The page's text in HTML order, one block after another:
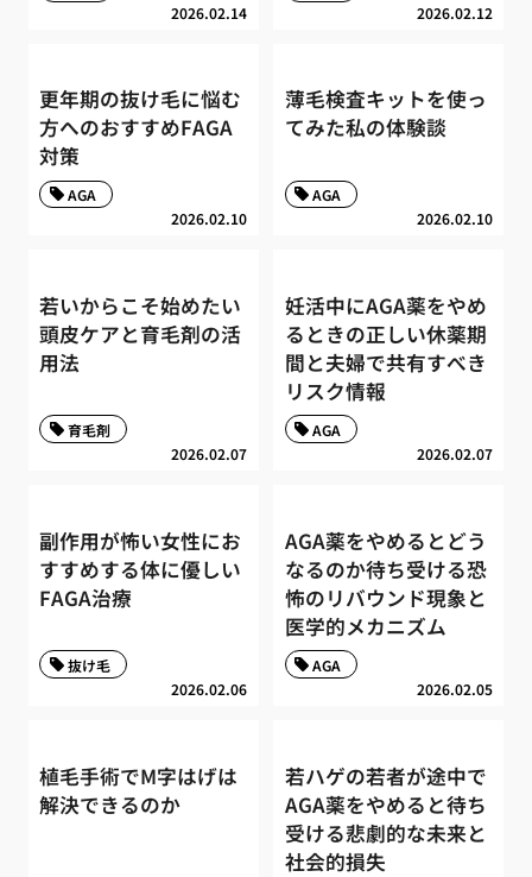
2026.02.14 2026.02.12
更年期の抜け毛に悩む
方へのおすすめFAGA
対策
2026.02.10
AGA
薄毛検査キットを使っ
てみた私の体験談
2026.02.10
AGA
若いからこそ始めたい
頭皮ケアと育毛剤の活
用法
2026.02.07
育毛剤
妊活中にAGA薬をやめ
るときの正しい休薬期
間と夫婦で共有すべき
リスク情報
2026.02.07
AGA
副作用が怖い女性にお
すすめする体に優しい
FAGA治療
2026.02.06
抜け毛
AGA薬をやめるとどう
なるのか待ち受ける恐
怖のリバウンド現象と
医学的メカニズム
2026.02.05
AGA
植毛手術でM字はげは
解決できるのか
若ハゲの若者が途中で
AGA薬をやめると待ち
受ける悲劇的な未来と
社会的損失